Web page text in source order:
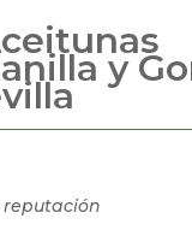
y
reputación